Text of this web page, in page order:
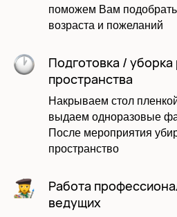
поможем Вам
возраста и пожеланий
Подготовка / уборка
пространства
Накрываем стол
выдаем одноразовые
После мероприятия
пространство
Работа
ведущих